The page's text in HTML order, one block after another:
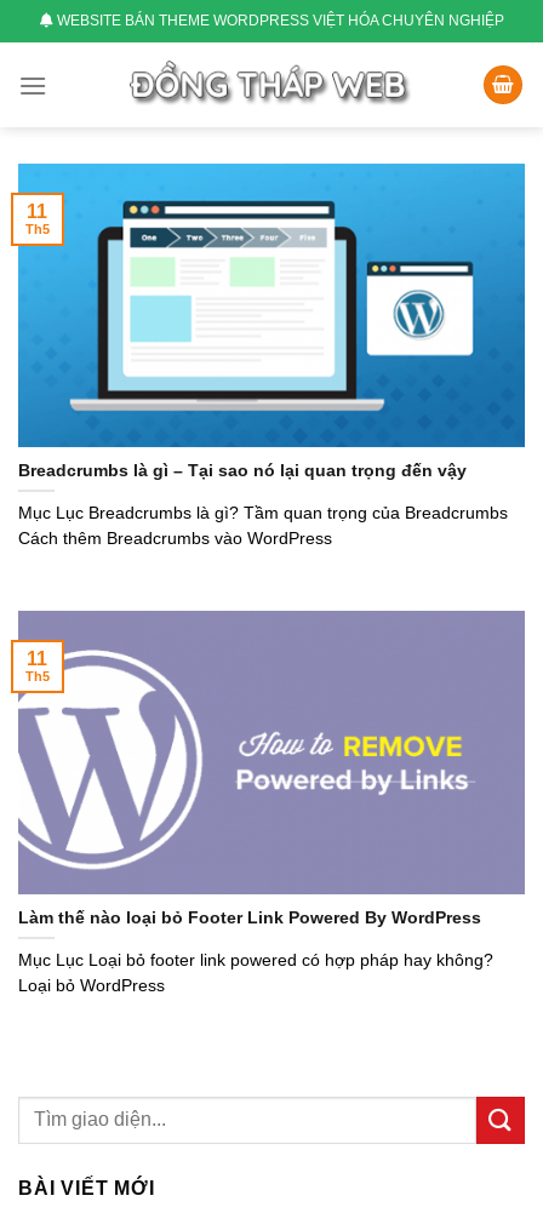
to
content
WEBSITE BÁN THEME WORDPRESS VIỆT HÓA CHUYÊN NGHIỆP
Breadcrumbs là gì – Tại sao nó lại quan trọng đến vậy
Mục Lục Breadcrumbs là gì? Tầm quan trọng của Breadcrumbs
Cách thêm Breadcrumbs vào WordPress
11
Th5
Làm thế nào loại bỏ Footer Link Powered By WordPress
Mục Lục Loại bỏ footer link powered có hợp pháp hay không?
Loại bỏ WordPress
11
Th5
BÀI VIẾT MỚI